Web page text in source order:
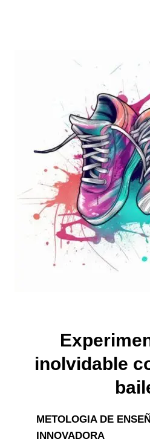
inolvidable
METOLOGIA DE
INNOVADORA